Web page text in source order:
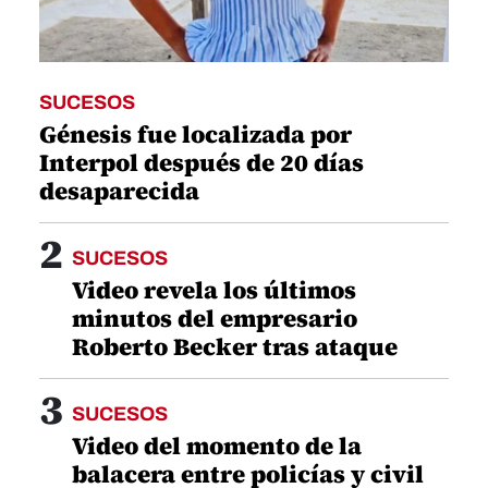
SUCESOS
Génesis fue localizada por
Interpol después de 20 días
desaparecida
2 SUCESOS
Video revela los últimos
minutos del empresario
Roberto Becker tras ataque
3 SUCESOS
Video del momento de la
balacera entre policías y civil